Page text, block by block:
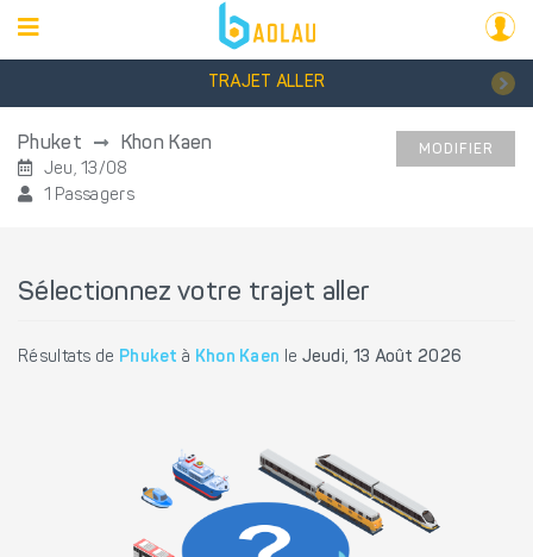
TRAJET ALLER
Phuket Khon Kaen
Jeu, 13/08
1 Passagers
MODIFIER
Sélectionnez votre trajet aller
Résultats de Phuket à Khon Kaen le Jeudi, 13 Août 2026